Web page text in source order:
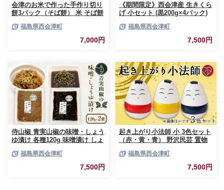
会津のお米で作った手作り切り
餅3パック（そば餅） 米 そば餅
福島県西会津町
7,000円
《期間限定》西会津産 生きくら
げ 小セット (黒200g×4パック)
クラゲ 国産 おつまみ 食品 F4D-
福島県西会津町
7,500円
侍山椒 青実山椒の味噌・しょう
ゆ漬け 各種120g 味噌漬け しょ
2206福島県西会津町
7,500円
起き上がり小法師 小 3色セット
（赤・黄・青） 野沢民芸 置物
福島県西会津町
7,500円